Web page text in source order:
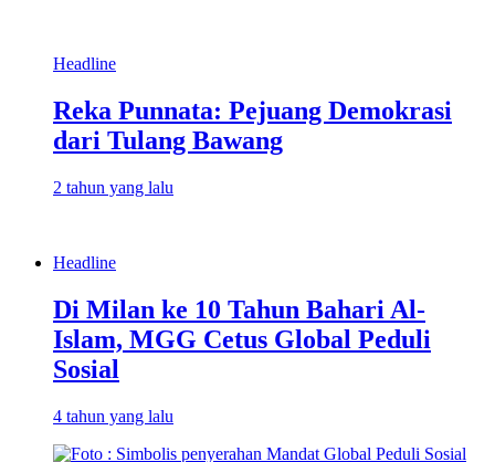
Headline
Reka Punnata: Pejuang Demokrasi
dari Tulang Bawang
2 tahun yang lalu
Headline
Di Milan ke 10 Tahun Bahari Al-
Islam, MGG Cetus Global Peduli
Sosial
4 tahun yang lalu